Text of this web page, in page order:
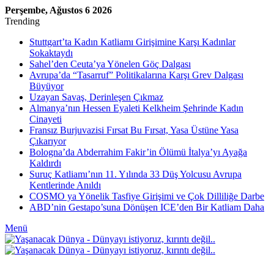
Perşembe, Ağustos 6 2026
Trending
Stuttgart’ta Kadın Katliamı Girişimine Karşı Kadınlar
Sokaktaydı
Sahel’den Ceuta’ya Yönelen Göç Dalgası
Avrupa’da “Tasarruf” Politikalarına Karşı Grev Dalgası
Büyüyor
Uzayan Savaş, Derinleşen Çıkmaz
Almanya’nın Hessen Eyaleti Kelkheim Şehrinde Kadın
Cinayeti
Fransız Burjuvazisi Fırsat Bu Fırsat, Yasa Üstüne Yasa
Çıkarıyor
Bologna’da Abderrahim Fakir’in Ölümü İtalya’yı Ayağa
Kaldırdı
Suruç Katliamı’nın 11. Yılında 33 Düş Yolcusu Avrupa
Kentlerinde Anıldı
COSMO ya Yönelik Tasfiye Girişimi ve Çok Dilliliğe Darbe
ABD’nin Gestapo’suna Dönüşen ICE’den Bir Katliam Daha
Menü